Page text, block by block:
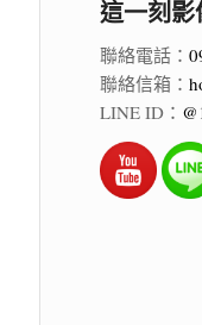
這一刻
聯絡電話：
聯絡信箱：
LINE ID：